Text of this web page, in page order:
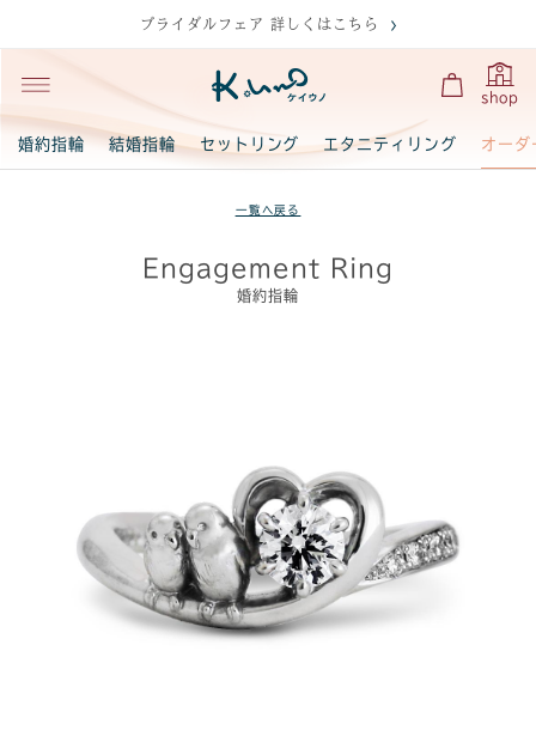
ブライダルフェア 詳しくはこちら
shop
婚約指輪 結婚指輪 セットリング エタニティリング オーダ
一覧へ戻る
Engagement Ring
婚約指輪